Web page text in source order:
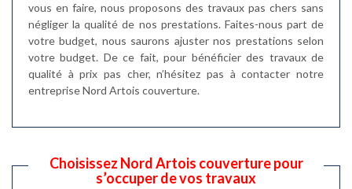
vous en faire, nous proposons des travaux pas chers sans
négliger la qualité de nos prestations. Faites-nous part de
votre budget, nous saurons ajuster nos prestations selon
votre budget. De ce fait, pour bénéficier des travaux de
qualité à prix pas cher, n’hésitez pas à contacter notre
entreprise Nord Artois couverture.
Choisissez Nord Artois couverture pour
s’occuper de vos travaux